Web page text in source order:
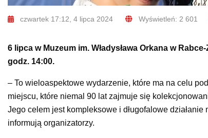
czwartek 17:12, 4 lipca 2024 Wyświetleń: 2 601
6 lipca w Muzeum im. Władysława Orkana w
godz. 14:00.
– To wieloaspektowe wydarzenie, które ma na celu
miejscu, które niemal 90 lat zajmuje się
Jego celem jest kompleksowe i długofalowe
informują organizatorzy.